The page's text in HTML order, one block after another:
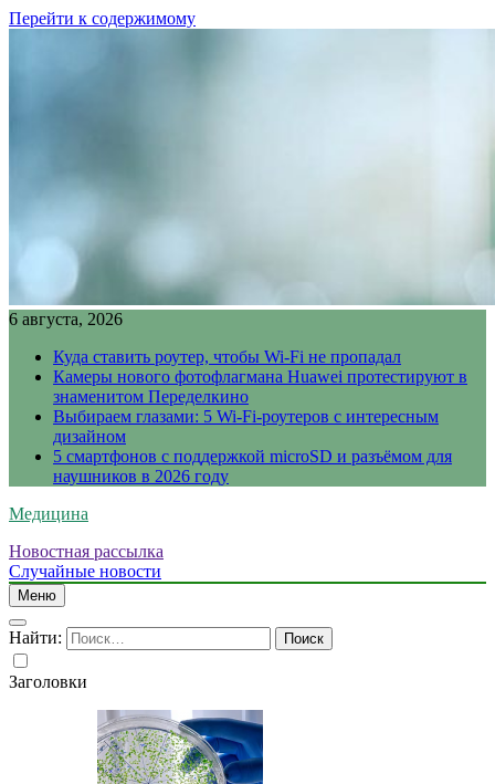
Перейти к содержимому
6 августа, 2026
Куда ставить роутер, чтобы Wi-Fi не пропадал
Камеры нового фотофлагмана Huawei протестируют в
знаменитом Переделкино
Выбираем глазами: 5 Wi-Fi-роутеров с интересным
дизайном
5 смартфонов с поддержкой microSD и разъёмом для
наушников в 2026 году
Медицина
Новостная рассылка
Случайные новости
Меню
Найти:
Заголовки